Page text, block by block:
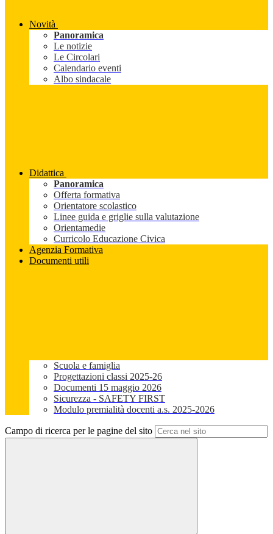
Novità
Panoramica
Le notizie
Le Circolari
Calendario eventi
Albo sindacale
Didattica
Panoramica
Offerta formativa
Orientatore scolastico
Linee guida e griglie sulla valutazione
Orientamedie
Curricolo Educazione Civica
Agenzia Formativa
Documenti utili
Scuola e famiglia
Progettazioni classi 2025-26
Documenti 15 maggio 2026
Sicurezza - SAFETY FIRST
Modulo premialità docenti a.s. 2025-2026
Campo di ricerca per le pagine del sito